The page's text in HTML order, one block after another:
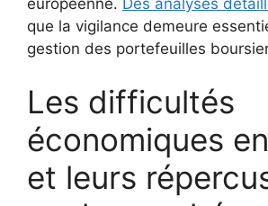
que la vigilance demeure
gestion des portefeuilles
Les difficultés
économiques
et leurs